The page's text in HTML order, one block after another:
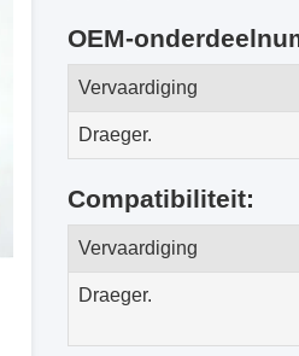
OEM-
Vervaardiging
Draeger.
Compatibiliteit:
Vervaardiging
Draeger.